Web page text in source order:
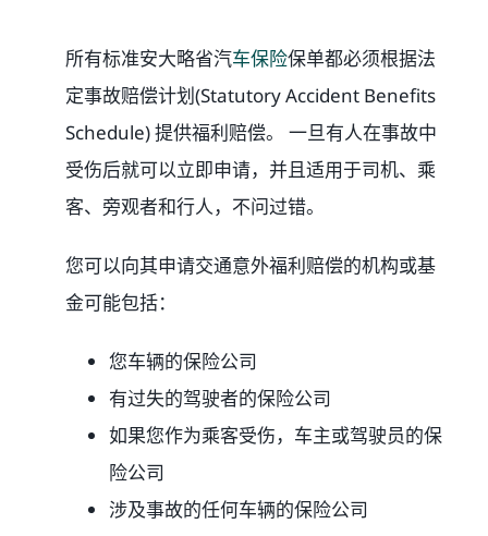
语言Languages
联络电话：(437) 990-0999
所有标准安大略省汽车保险保单都必须根据法
定事故赔偿计划(Statutory Accident Benefits
Schedule) 提供福利赔偿。 一旦有人在事故中
受伤后就可以立即申请，并且适用于司机、乘
客、旁观者和行人，不问过错。
您可以向其申请交通意外福利赔偿的机构或基
金可能包括：
您车辆的保险公司
有过失的驾驶者的保险公司
如果您作为乘客受伤，车主或驾驶员的保
险公司
涉及事故的任何车辆的保险公司